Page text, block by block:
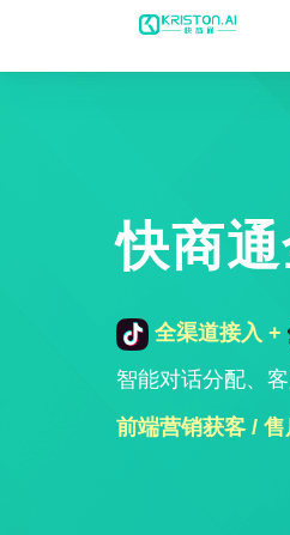
快商
全渠道接入 +
智能对话分配、
前端营销获客 /